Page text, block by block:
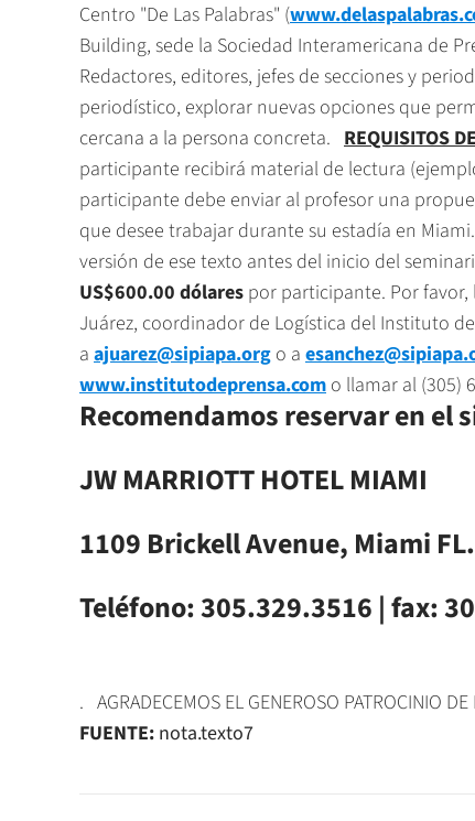
Centro "De Las Palabras" (
Building, sede la Sociedad Interamericana de
Redactores, editores, jefes de secciones y
periodístico, explorar nuevas opciones que
cercana a la persona concreta. REQUISITOS
participante recibirá material de lectura
participante debe enviar al profesor una
que desee trabajar durante su estadía en
versión de ese texto antes del inicio del
US$600.00 dólares por participante. Por favor,
Juárez, coordinador de Logística del Instituto
a ajuarez@sipiapa.org o a
www.institutodeprensa.com o llamar al (305)
Recomendamos reservar en el
JW MARRIOTT HOTEL MIAMI
1109 Brickell Avenue, Miami
Teléfono: 305.329.3516 | fax:
. AGRADECEMOS EL GENEROSO PATROCINIO
FUENTE: nota.texto7